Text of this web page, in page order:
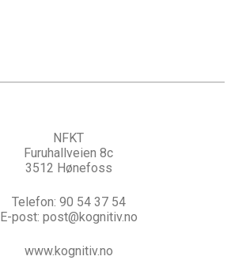
NFKT
Furuhallveien 8c
3512 Hønefoss
Telefon: 90 54 37 54
E-post: post@kognitiv.no
www.kognitiv.no